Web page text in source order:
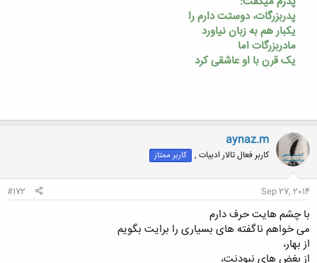
پدربزرگ­­ات، دوستت دارم را
یک­بار هم به زبان نیاورد
مادربزرگ­ات اما
یک قرن با او عاشقی کرد
aynaz.m
کاربر فعال تالار ادبیات , کاربر ممتاز
Sep 27, 2014
#172
با چشم هایت حرف دارم
می خواهم ناگفته های بسیاری را برایت بگویم
از بهار،
از بغض های نبودنت،